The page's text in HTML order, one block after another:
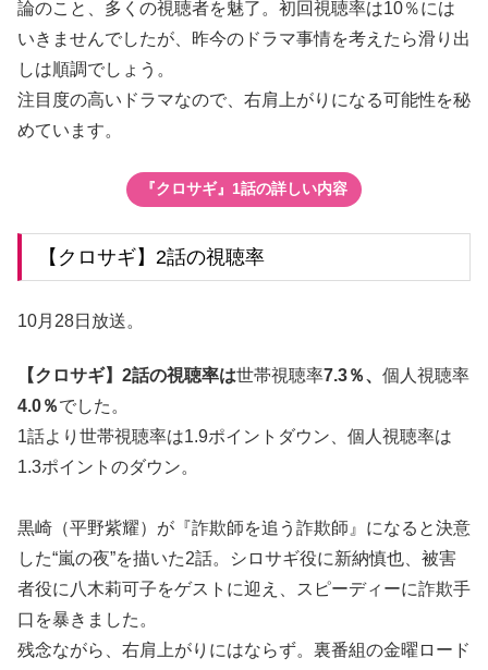
論のこと、多くの視聴者を魅了。初回視聴率は10％には
いきませんでしたが、昨今のドラマ事情を考えたら滑り出
しは順調でしょう。
注目度の高いドラマなので、右肩上がりになる可能性を秘
めています。
『クロサギ』1話の詳しい内容
【クロサギ】2話の視聴率
10月28日放送。
【クロサギ】2話の視聴率は世帯視聴率7.3％、 個人視聴率
4.0％でした。
1話より世帯視聴率は1.9ポイントダウン、個人視聴率は
1.3ポイントのダウン。
黒崎（平野紫耀）が『詐欺師を追う詐欺師』になると決意
した“嵐の夜”を描いた2話。シロサギ役に新納慎也、被害
者役に八木莉可子をゲストに迎え、スピーディーに詐欺手
口を暴きました。
残念ながら、右肩上がりにはならず。裏番組の金曜ロード